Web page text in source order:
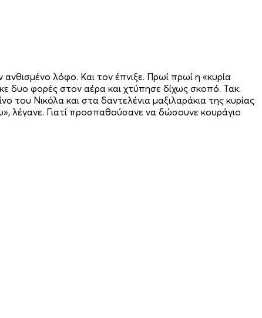
λόφο. Και τον έπνιξε. Πρωί πρωί η «κυρία
δυο φορές στον αέρα και χτύπησε δίχως σκοπό. Τακ.
του Νικόλα και στα δαντελένια μαξιλαράκια της κυρίας
λέγανε. Γιατί προσπαθούσανε να δώσουνε κουράγιο